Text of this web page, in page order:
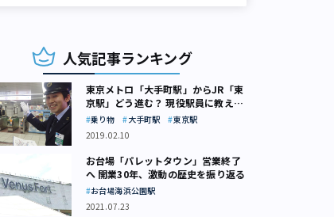
人気記事ランキング
東京メトロ「大手町駅」からJR「東
京駅」どう進む？ 現役駅員に教えて
もらいました
乗り物 大手町駅
東京駅
2019.02.10
お台場「パレットタウン」営業終了
へ 開業30年、激動の歴史を振り返る
お台場海浜公園駅
2021.07.23